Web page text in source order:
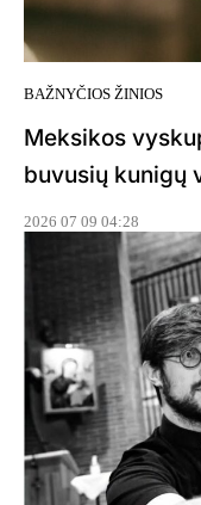
BAŽNYČIOS ŽINIOS
Meksikos
buvusių kunigų
2026 07 09 04:28